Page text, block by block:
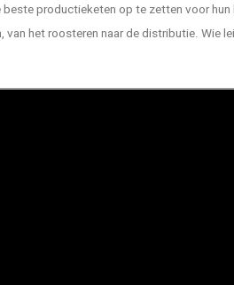
productieketen op te zetten voor
van het roosteren naar de distributie. Wie